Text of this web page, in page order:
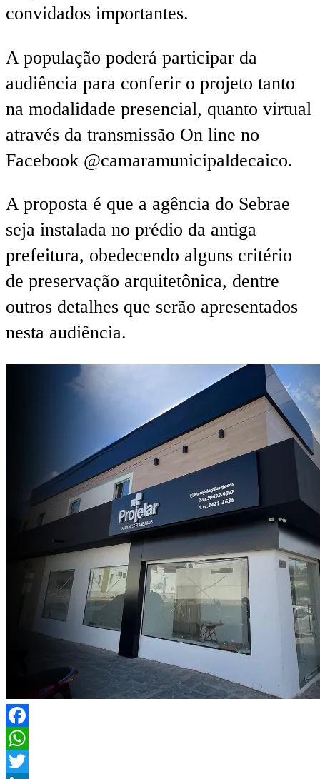
convidados importantes.
A população poderá participar da
audiência para conferir o projeto tanto
na modalidade presencial, quanto virtual
através da transmissão On line no
Facebook @camaramunicipaldecaico.
A proposta é que a agência do Sebrae
seja instalada no prédio da antiga
prefeitura, obedecendo alguns critério
de preservação arquitetônica, dentre
outros detalhes que serão apresentados
nesta audiência.
Facebook
WhatsApp